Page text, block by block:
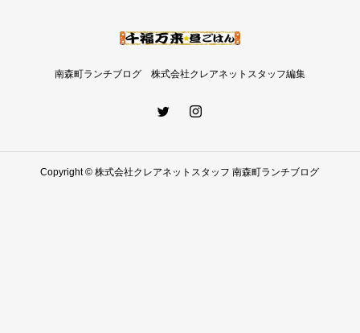
南森町ランチブログ 株式会社クレアネットスタッフ編集
Copyright © 株式会社クレアネットスタッフ 南森町ランチブログ